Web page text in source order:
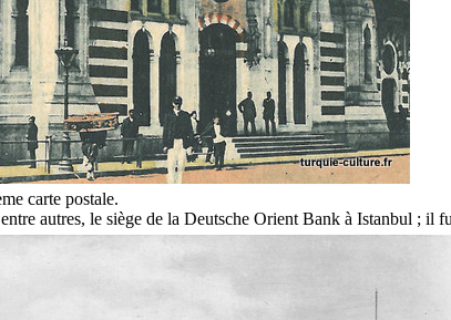
carte postale.
autres, le siège de la Deutsche Orient Bank à Istanbul ; il